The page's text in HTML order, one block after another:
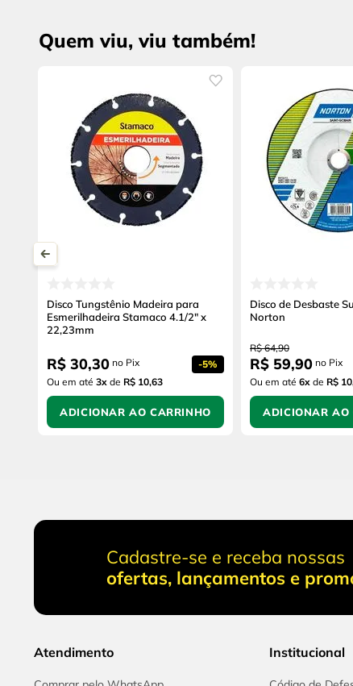
Quem viu, viu também!
Disco Tungstênio Madeira para
Esmerilhadeira Stamaco 4.1/2" x
22,23mm
R$ 30,30 no Pix -5%
Ou em até 3x de R$ 10,63
ADICIONAR AO CARRINHO
Disco de Desbaste
Norton
R$ 64,90
R$ 59,90 no Pix
Ou em até 6x de R$
ADICIONAR AO
Cadastre-se e receba nossas
ofertas, lançamentos e
Atendimento Institucional